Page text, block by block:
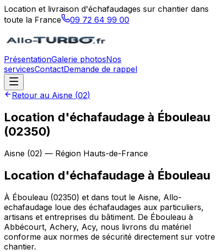
Location et livraison d'échafaudages sur chantier dans
toute la France
09 72 64 99 00
PrésentationGalerie photosNos
servicesContactDemande de rappel
Retour au Aisne (02)
Location d'échafaudage à Ébouleau
(02350)
Aisne (02) — Région Hauts-de-France
Location d'échafaudage à Ébouleau
À Ébouleau (02350) et dans tout le Aisne, Allo-
echafaudage loue des échafaudages aux particuliers,
artisans et entreprises du bâtiment. De Ébouleau à
Abbécourt, Achery, Acy, nous livrons du matériel
conforme aux normes de sécurité directement sur votre
chantier.